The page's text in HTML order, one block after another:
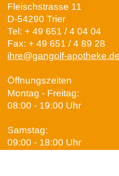
Fleischstrasse 11
D-54290 Trier
Tel: + 49 651 / 4 04 04
Fax: + 49 651 / 4 89 28
ihre@gangolf-apotheke.de
Öffnungszeiten
Montag - Freitag:
08:00 - 19:00 Uhr
Samstag:
09:00 - 18:00 Uhr